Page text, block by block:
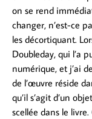
on se rend
changer, n’est-ce
les décortiquant.
Doubleday, qui l’a
numérique, et j’ai
de l’œuvre réside
qu’il s’agit d’un
scellée dans le